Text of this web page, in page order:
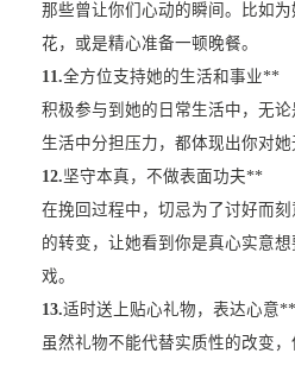
那些曾让你们心动的瞬间。比如
花，或是精心准备一顿晚餐。
11.全方位支持她的生活和事业**
积极参与到她的日常生活中，无
生活中分担压力，都体现出你对她
12.坚守本真，不做表面功夫**
在挽回过程中，切忌为了讨好而
的转变，让她看到你是真心实意
戏。
13.适时送上贴心礼物，表达心意**
虽然礼物不能代替实质性的改变